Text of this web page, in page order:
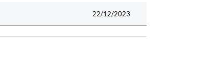
22/12/2023